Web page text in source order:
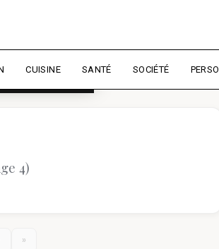
CUISINE SANTÉ SOCIÉTÉ PERSO
4)
»